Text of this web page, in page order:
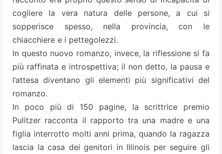
cogliere la vera natura delle persone, a cui si
sopperisce spesso, nella provincia, con le
chiacchiere e i pettegolezzi.
In questo nuovo romanzo, invece, la riflessione si fa
più raffinata e introspettiva; il non detto, la pausa e
l’attesa diventano gli elementi più significativi del
romanzo.
In poco più di 150 pagine, la scrittrice premio
Pulitzer racconta il rapporto tra una madre e una
figlia interrotto molti anni prima, quando la ragazza
lascia la casa dei genitori in Illinois per seguire gli